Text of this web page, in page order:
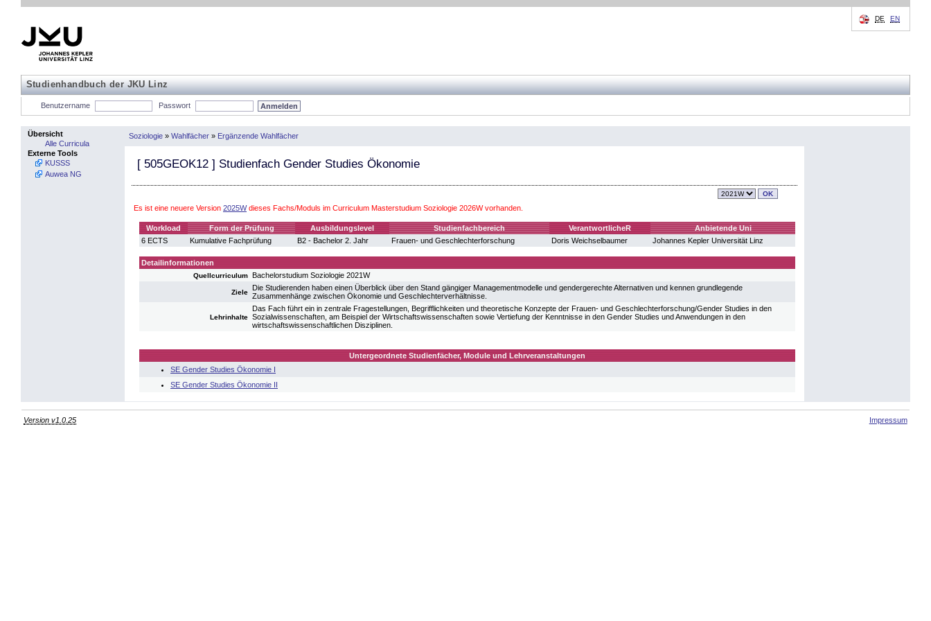
Studienhandbuch der JKU Linz
DE EN
Benutzername Passwort
Übersicht
Alle Curricula
Externe Tools
KUSSS
Auwea NG
Soziologie » Wahlfächer » Ergänzende Wahlfächer
[ 505GEOK12 ] Studienfach Gender Studies Ökonomie
Es ist eine neuere Version 2025Wdieses Fachs/Moduls im Curriculum Masterstudium Soziologie 2026W vorhanden.
Workload Form der Prüfung Ausbildungslevel Studienfachbereich VerantwortlicheR
Anbietende Uni
6 ECTS
Kumulative Fachprüfung B2 - Bachelor 2. Jahr Frauen- und Geschlechterforschung Doris Weichselbaumer Johannes Kepler Universität Linz
Detailinformationen
Quellcurriculum Bachelorstudium Soziologie 2021W
Ziele
Die Studierenden haben einen Überblick über den Stand gängiger Managementmodelle und gendergerechte Alternativen und kennen grundlegende
Zusammenhänge zwischen Ökonomie und Geschlechterverhältnisse.
Lehrinhalte
Das Fach führt ein in zentrale Fragestellungen, Begrifflichkeiten und theoretische Konzepte der Frauen- und Geschlechterforschung/Gender Studies in den
Sozialwissenschaften, am Beispiel der Wirtschaftswissenschaften sowie Vertiefung der Kenntnisse in den Gender Studies und Anwendungen in den
wirtschaftswissenschaftlichen Disziplinen.
Untergeordnete Studienfächer, Module und Lehrveranstaltungen
SE Gender Studies Ökonomie I
SE Gender Studies Ökonomie II
Version v1.0.25 Impressum